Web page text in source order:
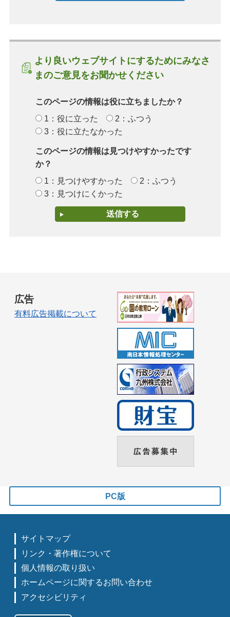
より良いウェブサイトにするためにみなさ
まのご意見をお聞かせください
このページの情報は役に立ちましたか？
1：役に立った
2：ふつう
3：役に立たなかった
このページの情報は見つけやすかったです
か？
1：見つけやすかった
2：ふつう
3：見つけにくかった
広告
有料広告掲載について
PC版
サイトマップ
リンク・著作権について
個人情報の取り扱い
ホームページに関するお問い合わせ
アクセシビリティ